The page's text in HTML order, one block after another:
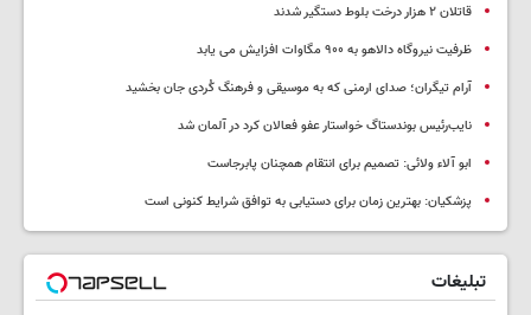
قاتلان ۲ هزار درخت بلوط دستگیر شدند
ظرفیت نیروگاه دالاهو به ۹۰۰ مگاوات افزایش می یابد
آرام تیگران؛ صدای ارمنی که به موسیقی و فرهنگ کُردی جان بخشید
نایب‌رئیس بوندستاگ خواستار عفو فعالان کرد در آلمان شد
ابو آلاء ولائی: تصمیم برای انتقام همچنان پابرجاست
پزشکیان‌: بهترین زمان برای دستیابی به توافق شرایط کنونی است
تبلیغات